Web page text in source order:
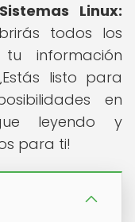
Linux:
todos los
información
listo para
en
leyendo y
para ti!